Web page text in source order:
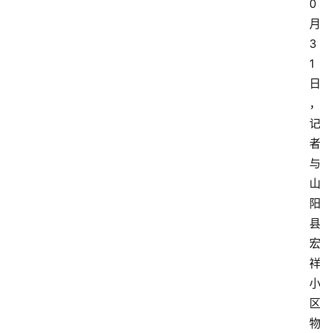
0
月
3
1
日
，
记
者
与
山
阳
县
宏
祥
小
区
物